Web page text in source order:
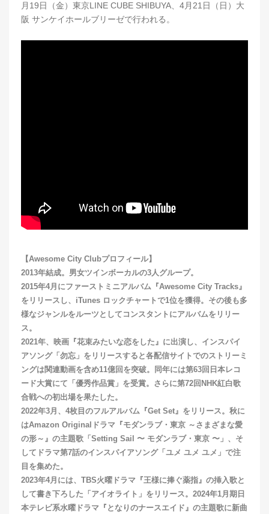
月19日（金）東京LINE CUBE SHIBUYA、4月21日（日）大
阪 サンケイホールブリーゼで行われる。
【Awesome City Clubプロフィール】
2013年結成。男女ツインボーカルの3人グループ。
2015年4月にファーストミニアルバム『Awesome City Tracks』
をリリースし、iTunes ロックチャートで1位を獲得。その後も多
様なジャンルをルーツとしてコンスタントにアルバムをリリー
ス。
2021年、映画『花束みたいな恋をした』に出演し、インスパイ
アソング「勿忘」をリリースすると各配信サイトでのストリーミ
ングは関連動画を含め11億回を突破。同年には第63回日本レコ
ード大賞にて「優秀作品賞」を受賞。さらに第72回NHK紅白歌
合戦への初出場を果たした。
2022年3月、4枚目のフルアルバム『Get Set』をリリース。秋に
はAmazon Originalドラマ『モダンラブ・東京 ～さまざまな愛
の形～』の主題歌「Setting Sail 〜 モダンラブ・東京 〜」、そ
してドラマ第7話のインスパイアソング「ユメ ユメ ユメ」で注
目を集めた。
2023年4月には、TBS火曜ドラマ『王様に捧ぐ薬指』の挿入歌と
して書き下ろした「アイオライト」をリリース。2024年1月期日
本テレビ系水曜ドラマ『となりのナースエイド』の主題歌に新曲